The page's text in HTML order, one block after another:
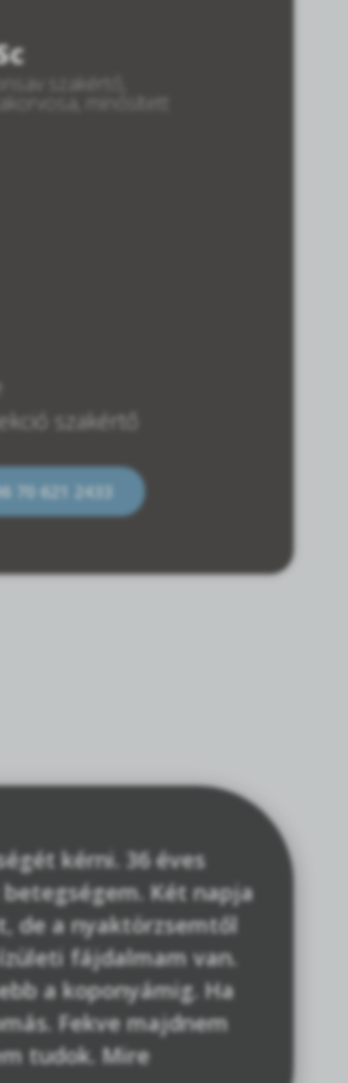
szakértő,
minősített
szakértő
70 621 2433
kérni. 36 éves
Két napja
de a nyaktörzsemtől
fájdalmam van.
a koponyámig. Ha
Fekve majdnem
tudok. Mire